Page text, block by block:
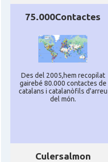
75.000Contactes
Des del 2005,hem recopilat
gairebé 80.000 contactes de
catalans i catalanòfils d'arreu
del món.
Culersalmon